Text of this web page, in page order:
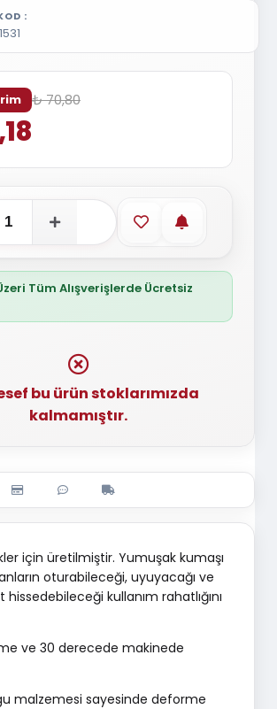
₺ 70,80
Favorilere ekle
Stoğa
Tüm Alışverişlerde Ücretsiz
bu ürün stoklarımızda
kalmamıştır.
için üretilmiştir. Yumuşak kumaşı
oturabileceği, uyuyacağı ve
kullanım rahatlığını
ve 30 derecede makinede
malzemesi sayesinde deforme